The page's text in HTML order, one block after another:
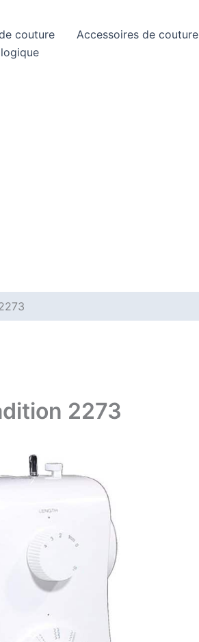
couture Accessoires de couture
2273